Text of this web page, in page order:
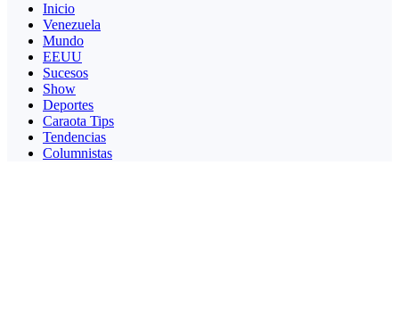
Inicio
Venezuela
Mundo
EEUU
Sucesos
Show
Deportes
Caraota Tips
Tendencias
Columnistas